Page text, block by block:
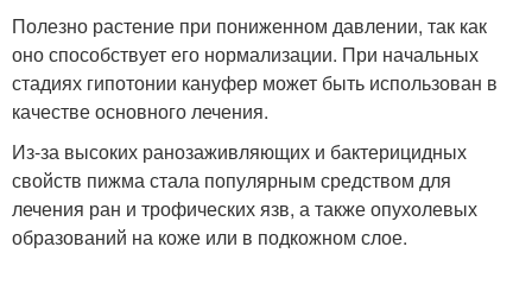
Полезно растение при пониженном давлении, так как
оно способствует его нормализации. При начальных
стадиях гипотонии кануфер может быть использован в
качестве основного лечения.
Из-за высоких ранозаживляющих и бактерицидных
свойств пижма стала популярным средством для
лечения ран и трофических язв, а также опухолевых
образований на коже или в подкожном слое.